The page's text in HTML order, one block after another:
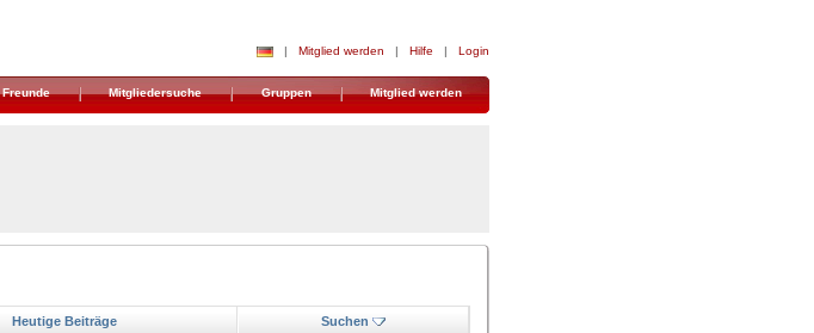
| Mitglied werden | Hilfe | Login
Freunde Mitgliedersuche Gruppen Mitglied werden
Heutige Beiträge Suchen